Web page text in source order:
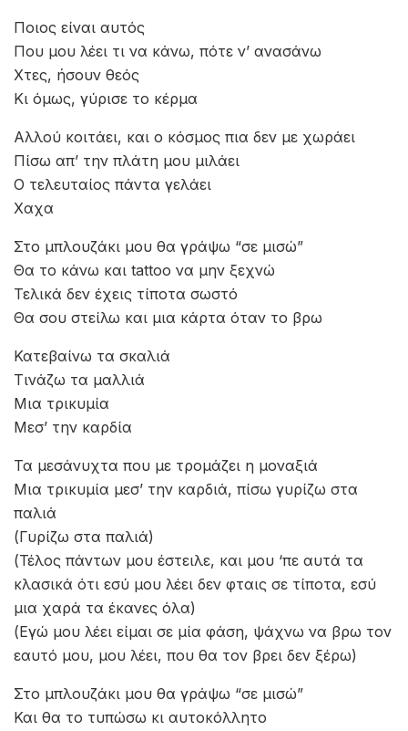
Ποιος είναι αυτός
Που μου λέει τι να κάνω, πότε ν’ ανασάνω
Χτες, ήσουν θεός
Κι όμως, γύρισε το κέρμα
Αλλού κοιτάει, και ο κόσμος πια δεν με χωράει
Πίσω απ’ την πλάτη μου μιλάει
Ο τελευταίος πάντα γελάει
Χαχα
Στο μπλουζάκι μου θα γράψω “σε μισώ”
Θα το κάνω και tattoo να μην ξεχνώ
Τελικά δεν έχεις τίποτα σωστό
Θα σου στείλω και μια κάρτα όταν το βρω
Κατεβαίνω τα σκαλιά
Τινάζω τα μαλλιά
Μια τρικυμία
Μεσ’ την καρδία
Τα μεσάνυχτα που με τρομάζει η μοναξιά
Μια τρικυμία μεσ’ την καρδιά, πίσω γυρίζω στα
παλιά
(Γυρίζω στα παλιά)
(Τέλος πάντων μου έστειλε, και μου ‘πε αυτά τα
κλασικά ότι εσύ μου λέει δεν φταις σε τίποτα, εσύ
μια χαρά τα έκανες όλα)
(Εγώ μου λέει είμαι σε μία φάση, ψάχνω να βρω τον
εαυτό μου, μου λέει, που θα τον βρει δεν ξέρω)
Στο μπλουζάκι μου θα γράψω “σε μισώ”
Και θα το τυπώσω κι αυτοκόλλητο